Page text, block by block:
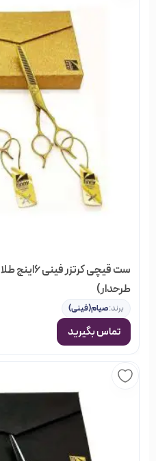
اینترنتی خیابان منوچهریداشته
در فروشگاه خیابان منوچهری
آرایشی، بهداشتی و مو وجود
هر کدام از گروه‌ها، نتوع بسیاری
آنلاین سفارش دهید و در نهایت
ست قیچی
طرحدار)
برند:صیام(فینی)
تماس بگیرید